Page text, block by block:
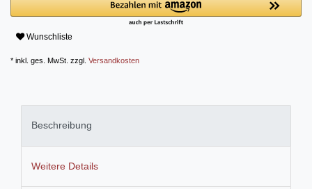
Wunschliste
* inkl. ges. MwSt. zzgl. Versandkosten
Beschreibung
Weitere Details